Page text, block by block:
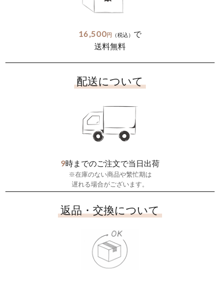
16,500円 （税込） で
送料無料
配送について
9時までのご注文で当日出荷
※在庫のない商品や繁忙期は
遅れる場合がございます。
返品・交換について